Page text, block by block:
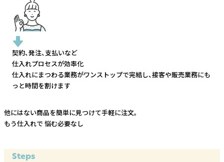
契約、発注、支払いなど
仕入れプロセスが効率化
仕入れにまつわる業務がワンストップで完結し、接客や販売業務にも
っと時間を割けます
他にはない商品を簡単に見つけて手軽に注文。
もう仕入れで 悩む必要なし
Steps